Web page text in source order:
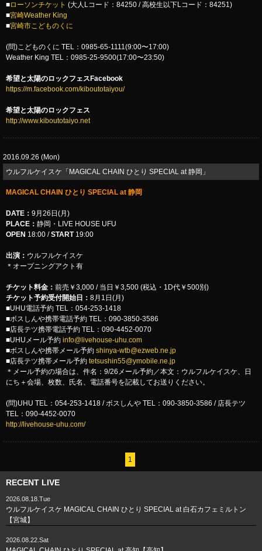
■ローソンチケット (大人Lコード：84250 / 高校生以下Lコード：84251)
■宮崎Weather King
■宮崎市こどものくに
(問)こどものくに TEL：0985-65-1111(9:00〜17:00)
Weather King TEL：0985-25-9500(17:00〜23:50)
希望と太陽のロックフェスFacebook
https://m.facebook.com/kiboutotaiyou/
希望と太陽のロックフェス
http://www.kiboutotaiyo.net
2016.09.26 (Mon)
ウルフルケイスケ「MAGICAL CHAIN ひとり SPECIAL at 静岡」
MAGICAL CHAIN ひとり SPECIAL at 静岡
DATE： 9月26日(月)
PLACE： 静岡・LIVE HOUSE UFU
OPEN 18:00 /START 19:00
出演： ウルフルケイスケ
＊オープニングアクト有
チケット料金： 前売￥3,000 / 当日￥3,500 (税込・1D代￥500別)
チケット予約受付開始日： 8月1日(月)
■UHU電話予約 TEL：054-253-1418
■ボスしんや携帯電話予約 TEL：090-3850-3586
■店長テツ携帯電話予約 TEL：090-4452-0070
■UHUメール予約 info@livehouse-uhu.com
■ボスしんや携帯メール予約 shinya-wtb@ezweb.ne.jp
■店長テツ携帯メール予約 tetsushin55@ymobile.ne.jp
＊メール予約の場合は、件名：9/26メール予約／本文：ウルフルケイスケ、日
にち＋会場、枚数、氏名、電話番号を記載してお送りください。
(問)UHU TEL：054-253-1418 / ボスしんや TEL：090-3850-3586 / 店長テツ
TEL：090-4452-0070
http://livehouse-uhu.com/
1
RECENT LIVE
2026.08.18.Tue
ウルフルケイスケ MAGICAL CHAIN ひとり SPECIAL at 白石カフェミルトン
【宮城】
2026.08.22.Sat